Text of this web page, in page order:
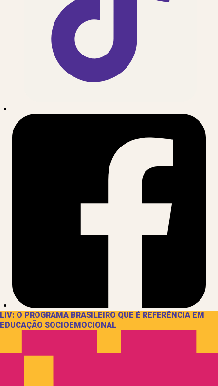
LIV: O PROGRAMA BRASILEIRO QUE É REFERÊNCIA EM
EDUCAÇÃO SOCIOEMOCIONAL